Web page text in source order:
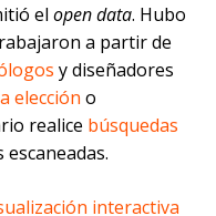
el open data. Hubo
a partir de
y diseñadores
elección o
realice búsquedas
escaneadas.
interactiva